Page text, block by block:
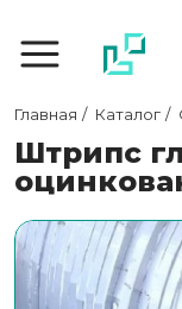
Главная Каталог
Штрипс